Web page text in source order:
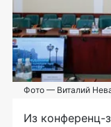
Фото — Виталий
Из конференц-